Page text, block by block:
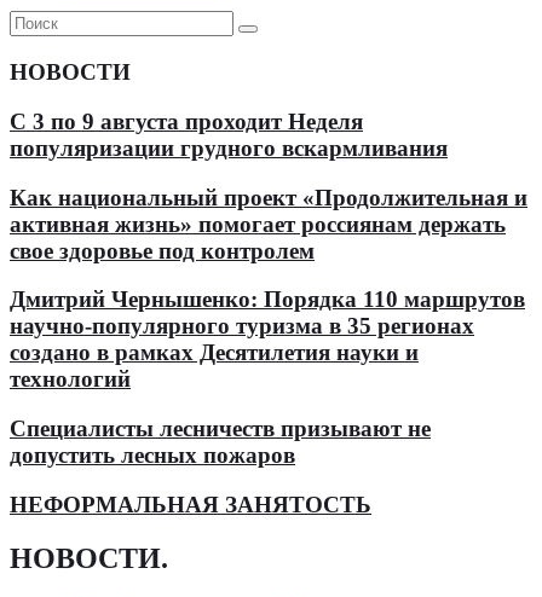
НОВОСТИ
С 3 по 9 августа проходит Неделя
популяризации грудного вскармливания
Как национальный проект «Продолжительная и
активная жизнь» помогает россиянам держать
свое здоровье под контролем
Дмитрий Чернышенко: Порядка 110 маршрутов
научно-популярного туризма в 35 регионах
создано в рамках Десятилетия науки и
технологий
Специалисты лесничеств призывают не
допустить лесных пожаров
НЕФОРМАЛЬНАЯ ЗАНЯТОСТЬ
НОВОСТИ.